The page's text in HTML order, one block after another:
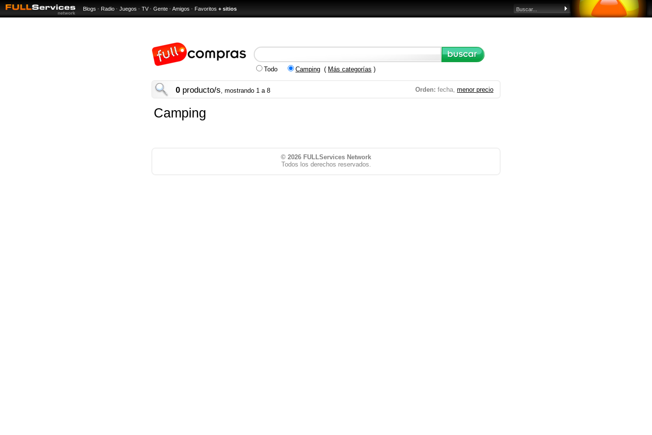
Blogs · Radio · Juegos · TV · Gente · Amigos · Favoritos + sitios
Todo Camping ( Más categorías )
Orden: fecha, menor precio
0 producto/s, mostrando 1 a 8
Camping
© 2026 FULLServices Network
Todos los derechos reservados.